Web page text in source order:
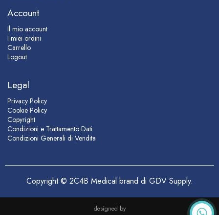
Account
Il mio account
I miei ordini
Carrello
Logout
Legal
Privacy Policy
Cookie Policy
Copyright
Condizioni e Trattamento Dati
Condizioni Generali di Vendita
Copyright © 2C4B Medical brand di GDV Supply.
designed by